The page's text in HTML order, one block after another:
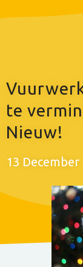
te
Nieuw!
13 December